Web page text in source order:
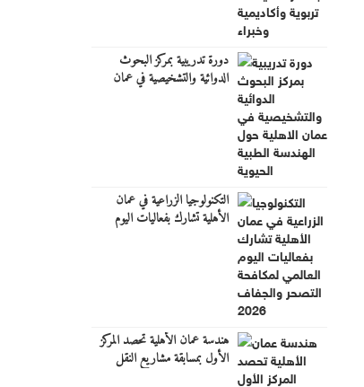
دورة تدريبية بمركز البحوث
الدوائية والتشخيصية في عمان
التكنولوجيا الزراعية في عمان
الأهلية تشارك بفعاليات اليوم
هندسة عمان الأهلية تحصد المركز
الأول بمسابقة مشاريع النقل